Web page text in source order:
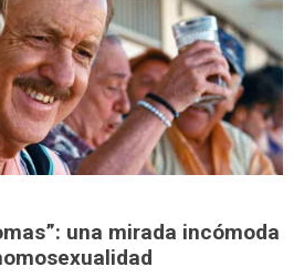
una mirada incómoda